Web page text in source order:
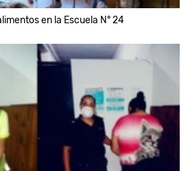
en la Escuela N° 24